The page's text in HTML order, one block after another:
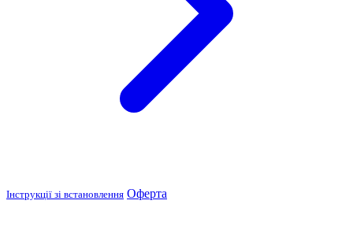
Інструкції зі встановлення Оферта